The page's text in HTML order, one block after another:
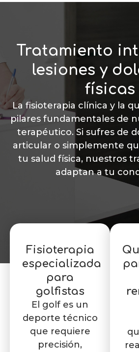
Tratamiento
lesiones y
físicas
La fisioterapia clínica y la
pilares fundamentales de
terapéutico. Si sufres de
articular o simplemente
tu salud física, nuestros
adaptan a tu
Fisioterapia
especializada
para
golfistas
El golf es un
deporte técnico
que requiere
precisión,